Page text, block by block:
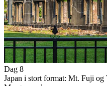
Dag 8
Japan i stort format: Mt. Fuji og